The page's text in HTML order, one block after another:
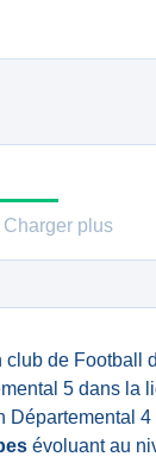
Charger plus
club de Football
5 dans la
Départemental
évoluant au